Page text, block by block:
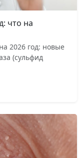
что на
2026 год: новые
(сульфид